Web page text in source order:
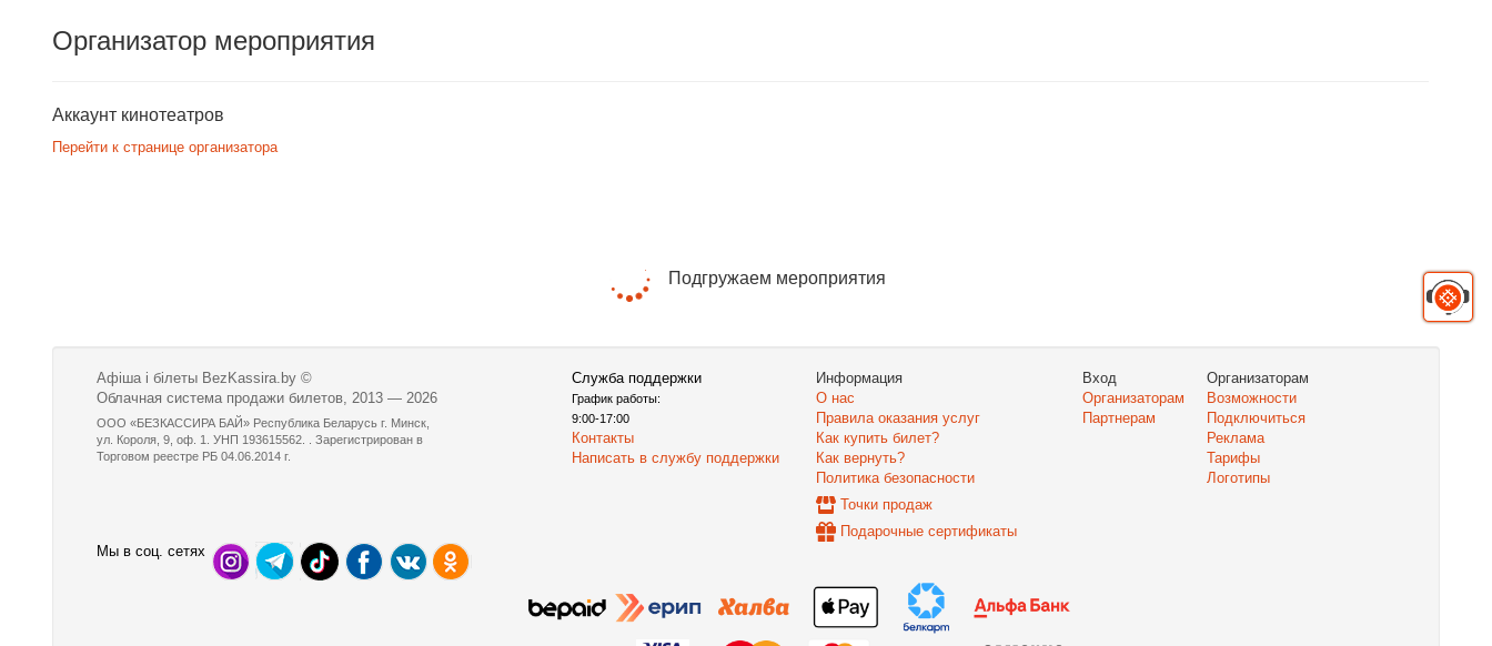
Организатор мероприятия
Аккаунт кинотеатров
Перейти к странице организатора
Подгружаем мероприятия
Афіша і білеты BezKassira.by ©
Облачная система продажи билетов, 2013 — 2026
ООО «БЕЗКАССИРА БАЙ» Республика Беларусь г. Минск,
ул. Короля, 9, оф. 1. УНП 193615562. . Зарегистрирован в
Торговом реестре РБ 04.06.2014 г.
Служба поддержки
График работы:
9:00-17:00
Контакты
Написать в службу поддержки
Информация
О нас
Правила оказания услуг
Как купить билет?
Как вернуть?
Политика безопасности
Точки продаж
Подарочные сертификаты
Вход
Организаторам
Партнерам
Организаторам
Возможности
Подключиться
Реклама
Тарифы
Логотипы
Мы в соц. сетях